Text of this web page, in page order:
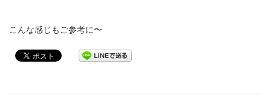
こんな感じもご参考に〜